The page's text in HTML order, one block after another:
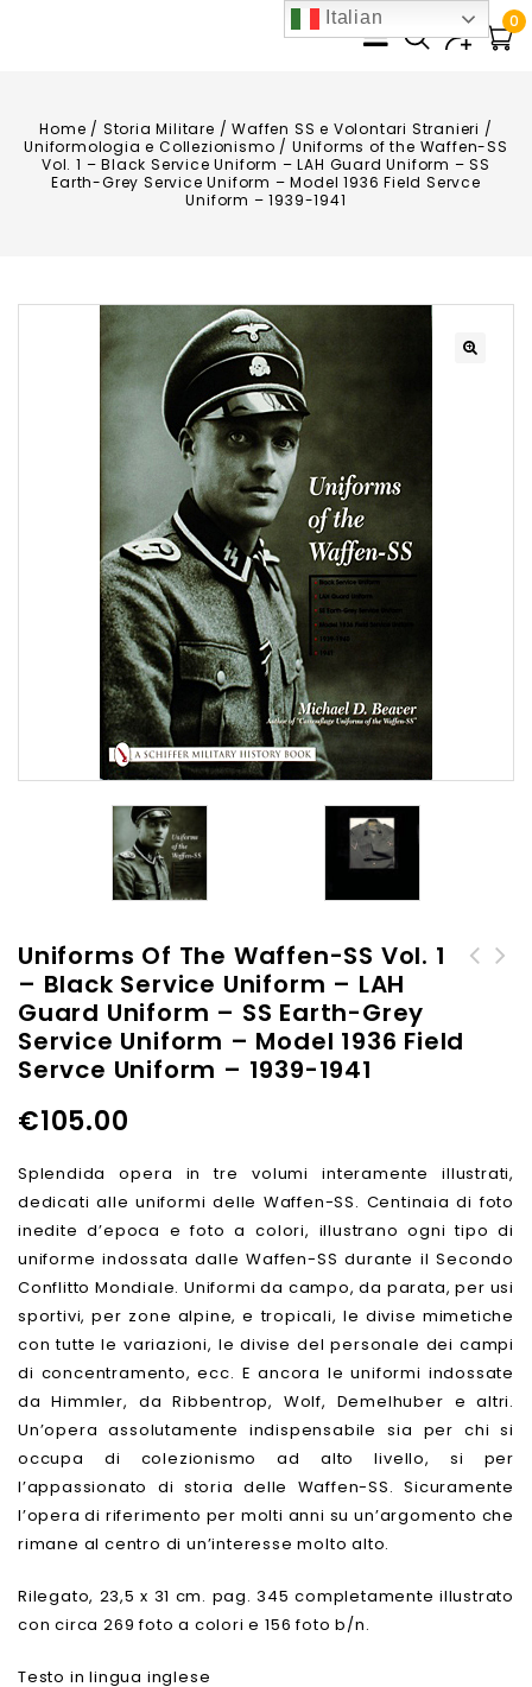
0
Home / Storia Militare /Waffen SS e Volontari Stranieri /
Uniformologia e Collezionismo / Uniforms of the Waffen-SS
Vol. 1 – Black Service Uniform – LAH Guard Uniform – SS
Earth-Grey Service Uniform – Model 1936 Field Servce
Uniform – 1939-1941
Uniforms Of The Waffen-SS Vol. 1
– Black Service Uniform – LAH
Guard Uniform – SS Earth-Grey
Service Uniform – Model 1936 Field
Servce Uniform – 1939-1941
€105.00
Splendida opera in tre volumi interamente illustrati,
dedicati alle uniformi delle Waffen-SS. Centinaia di foto
inedite d’epoca e foto a colori, illustrano ogni tipo di
uniforme indossata dalle Waffen-SS durante il Secondo
Conflitto Mondiale. Uniformi da campo, da parata, per usi
sportivi, per zone alpine, e tropicali, le divise mimetiche
con tutte le variazioni, le divise del personale dei campi
di concentramento, ecc. E ancora le uniformi indossate
da Himmler, da Ribbentrop, Wolf, Demelhuber e altri.
Un’opera assolutamente indispensabile sia per chi si
occupa di colezionismo ad alto livello, si per
l’appassionato di storia delle Waffen-SS. Sicuramente
l’opera di riferimento per molti anni su un’argomento che
rimane al centro di un’interesse molto alto.
Rilegato, 23,5 x 31 cm. pag. 345 completamente illustrato
con circa 269 foto a colori e 156 foto b/n.
Testo in lingua inglese
Italian